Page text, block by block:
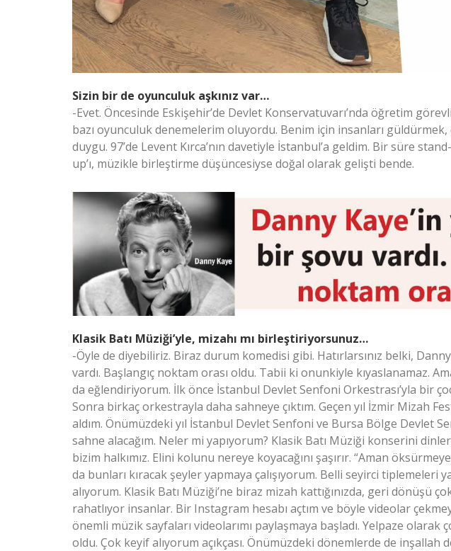
Sizin bir de oyunculuk aşkınız var…
-Evet. Öncesinde Eskişehir’de Devlet Konservatuvarı’nda öğretim
bazı oyunculuk denemelerim oluyordu. Benim için insanları
duygu. 97’de Levent Kırca’nın davetiyle İstanbul’a geldim. Bir süre
up’ı, müzikle birleştirme düşüncesiyse doğal olarak gelişti bende.
Klasik Batı Müziği’yle, mizahı mı birleştiriyorsunuz…
-Öyle de diyebiliriz. Biraz durum komedisi gibi. Hatırlarsınız belki,
vardı. Başlangıç noktam orası oldu. Tabii ki onunkiyle kıyaslanamaz.
da eğlendiriyorum. İlk önce İstanbul Devlet Senfoni Orkestrası’yla bir
Sonra birkaç orkestrayla daha sahneye çıktım. Geçen yıl İzmir Mizah
aldım. Önümüzdeki yıl İstanbul Devlet Senfoni ve Bursa Bölge Devlet
sahne alacağım. Neler mi yapıyorum? Klasik Batı Müziği konserini
bizim halkımız. Elini kolunu nereye koyacağını şaşırır. “Aman
da bunları kıracak şeyler yapmaya çalışıyorum. Belli seyirci tiplemeleri
alıyorum. Klasik Batı Müziği’ne biraz mizah kattığınızda, geri dönüşü
rahatlıyor insanlar. Bir Instagram hesabı açtım ve böyle videolar
önemli müzik sayfaları videolarımı paylaşmaya başladı. Yelpaze
oldu. Çok keyif alıyorum açıkçası. Önümüzdeki dönemlerde de inşallah